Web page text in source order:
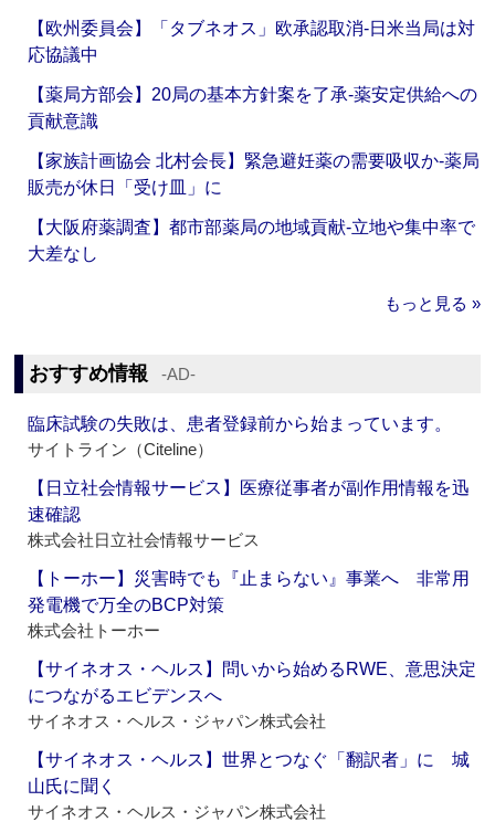
【欧州委員会】「タブネオス」欧承認取消‐日米当局は対
応協議中
【薬局方部会】20局の基本方針案を了承‐薬安定供給への
貢献意識
【家族計画協会 北村会長】緊急避妊薬の需要吸収か‐薬局
販売が休日「受け皿」に
【大阪府薬調査】都市部薬局の地域貢献‐立地や集中率で
大差なし
もっと見る »
おすすめ情報 ‐AD‐
臨床試験の失敗は、患者登録前から始まっています。
サイトライン（Citeline）
【日立社会情報サービス】医療従事者が副作用情報を迅
速確認
株式会社日立社会情報サービス
【トーホー】災害時でも『止まらない』事業へ 非常用
発電機で万全のBCP対策
株式会社トーホー
【サイネオス・ヘルス】問いから始めるRWE、意思決定
につながるエビデンスへ
サイネオス・ヘルス・ジャパン株式会社
【サイネオス・ヘルス】世界とつなぐ「翻訳者」に 城
山氏に聞く
サイネオス・ヘルス・ジャパン株式会社